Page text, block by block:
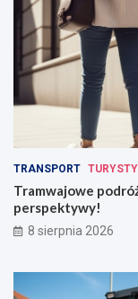
TRANSPORT
Tramwajowe
perspektywy!
8 sierpnia 2026